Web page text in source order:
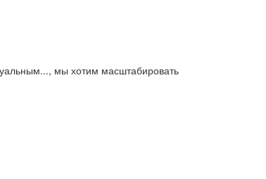
мы хотим масштабировать